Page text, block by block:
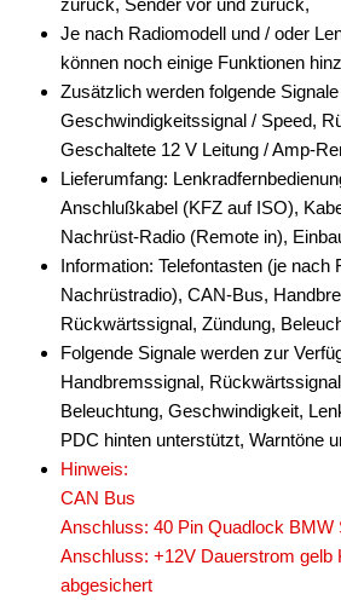
Vorverstärkeradapter
Wechsler-Zubehör
Werkstatt
zurück, Sender vor und zurück,
Je nach Radiomodell und / oder
können noch einige Funktionen
Zusätzlich werden folgende
Geschwindigkeitssignal / Speed,
Geschaltete 12 V Leitung / Amp-
Lieferumfang:
Anschlußkabel (KFZ auf ISO),
Nachrüst-Radio (Remote in),
Information: Telefontasten (je nach
Nachrüstradio), CAN-Bus,
Rückwärtssignal, Zündung,
Folgende Signale werden zur
Handbremssignal,
Beleuchtung, Geschwindigkeit,
PDC hinten unterstützt, Warntöne
Hinweis:
CAN Bus
Anschluss: 40 Pin Quadlock BMW
Anschluss: +12V Dauerstrom gelb
abgesichert